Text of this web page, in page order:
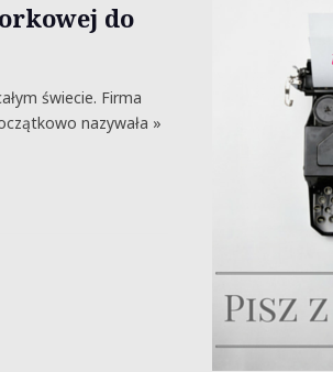
do
świecie. Firma
nazywała »